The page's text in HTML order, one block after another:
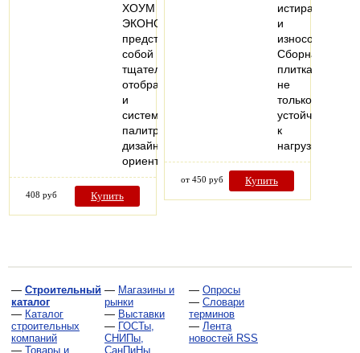
ХОУМ
ЭКОНОМ
представляет
собой
тщательно
отобранную
и
систематизированную
палитру
дизайнов,
ориентированную…
408 руб Купить
истираемость
и
Сборная
плитка
не
только
устойчива
к
нагрузкам…
от 450 руб Купить
— Строительный
каталог
— Каталог
строительных
компаний
— Товары и
— Магазины и
рынки
— Выставки
— ГОСТы,
СНИПы,
СанПиНы
— Опросы
— Словари
терминов
— Лента
новостей RSS